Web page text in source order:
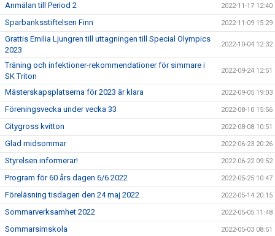
Anmälan till Period 2 2022-11-17 12:40
Sparbanksstiftelsen Finn 2022-11-09 15:29
Grattis Emilia Ljungren till uttagningen till Special Olympics
2023
2022-10-04 12:32
Träning och infektioner-rekommendationer för simmare i
SK Triton
2022-09-24 12:51
Mästerskapsplatserna för 2023 är klara 2022-09-05 19:03
Föreningsvecka under vecka 33 2022-08-10 15:56
Citygross kvitton 2022-08-08 10:51
Glad midsommar 2022-06-23 20:26
Styrelsen informerar! 2022-06-22 09:52
Program för 60 års dagen 6/6 2022 2022-05-25 10:47
Föreläsning tisdagen den 24 maj 2022 2022-05-14 20:15
Sommarverksamhet 2022 2022-05-05 11:48
Sommarsimskola 2022-05-03 08:51